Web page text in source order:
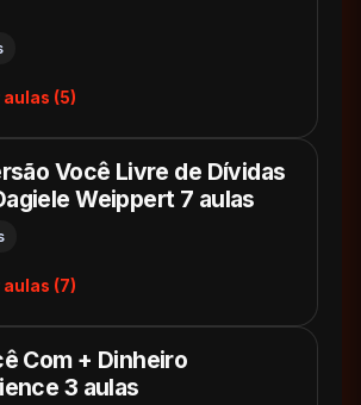
aulas (5)
Você Livre de Dívidas
Weippert 7 aulas
aulas (7)
Com + Dinheiro
3 aulas